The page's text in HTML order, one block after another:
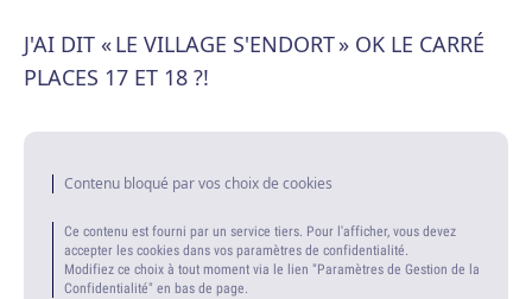
J'AI DIT « LE VILLAGE S'ENDORT » OK LE CARRÉ
PLACES 17 ET 18 ?!
Contenu bloqué par vos choix de cookies
Ce contenu est fourni par un service tiers. Pour l'afficher, vous devez
accepter les cookies dans vos paramètres de confidentialité.
Modifiez ce choix à tout moment via le lien "Paramètres de Gestion de la
Confidentialité" en bas de page.